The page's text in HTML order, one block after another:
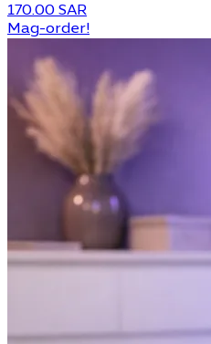
170.00 SAR
Mag-order!